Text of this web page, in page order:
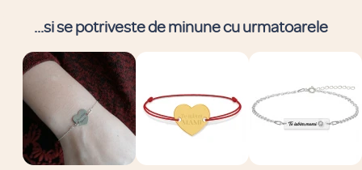
...si se potriveste de minune cu urmatoarele